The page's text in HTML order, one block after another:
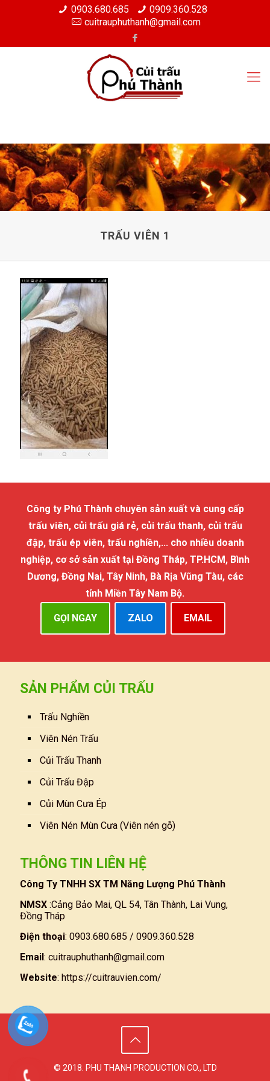
0903.680.685
0909.360.528
cuitrauphuthanh@gmail.com
TRẤU VIÊN 1
Công ty Phú Thành chuyên sản xuất và cung cấp
trấu viên, củi trấu giá rẻ, củi trấu thanh, củi trấu
đập, trấu ép viên, trấu nghiền,... cho nhiều doanh
nghiệp, cơ sở sản xuất tại Đồng Tháp, TP.HCM, Bình
Dương, Đồng Nai, Tây Ninh, Bà Rịa Vũng Tàu, các
tỉnh Miền Tây Nam Bộ.
GỌI NGAY ZALO EMAIL
SẢN PHẨM CỦI TRẤU
Trấu Nghiền
Viên Nén Trấu
Củi Trấu Thanh
Củi Trấu Đập
Củi Mùn Cưa Ép
Viên Nén Mùn Cưa (Viên nén gỗ)
THÔNG TIN LIÊN HỆ
Công Ty TNHH SX TM Năng Lượng Phú Thành
NMSX :Cảng Bảo Mai, QL 54, Tân Thành, Lai Vung,
Đồng Tháp
Điện thoại: 0903.680.685 / 0909.360.528
Email: cuitrauphuthanh@gmail.com
Website: https://cuitrauvien.com/
© 2018. PHU THANH PRODUCTION CO., LTD